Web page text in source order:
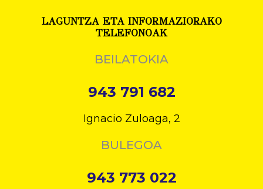
LAGUNTZA ETA INFORMAZIORAKO
TELEFONOAK
BEILATOKIA
943 791 682
Ignacio Zuloaga, 2
BULEGOA
943 773 022